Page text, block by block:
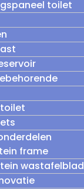
toilet
frame
wastafelblad